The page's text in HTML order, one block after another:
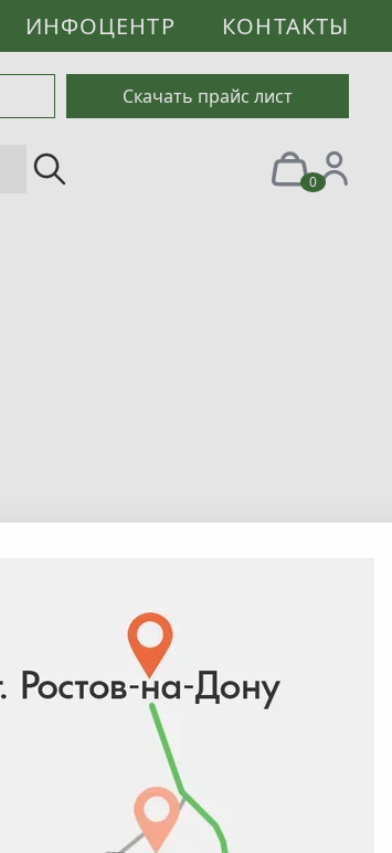
ИНФОЦЕНТР КОНТАКТЫ
Скачать прайс лист
0